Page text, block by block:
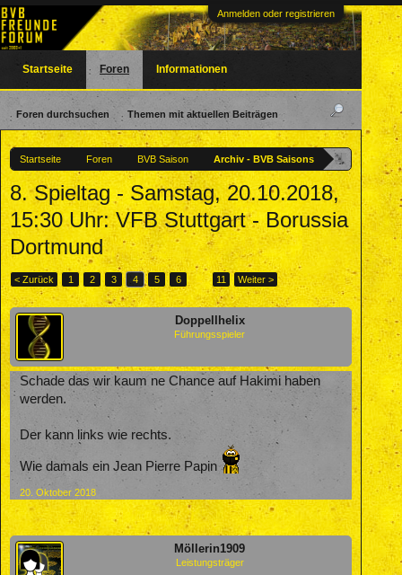
Anmelden oder registrieren
Startseite Foren BVB Saison Archiv - BVB Saisons
8. Spieltag - Samstag, 20.10.2018,
15:30 Uhr: VFB Stuttgart - Borussia
Dortmund
< Zurück 1 2 3 4 5 6 → 11 Weiter >
Doppellhelix
Führungsspieler
Schade das wir kaum ne Chance auf Hakimi haben
werden.
Der kann links wie rechts.
Wie damals ein Jean Pierre Papin
20. Oktober 2018
Möllerin1909
Leistungsträger
Startseite Foren
Foren durchsuchen Themen mit aktuellen Beiträgen
Informationen